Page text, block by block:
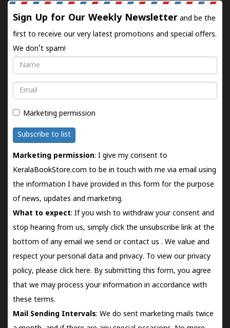
Sign Up for Our Weekly Newsletter and be the
first to receive our very latest promotions and special offers.
We don't spam!
Name
Email
Marketing permission
Subscribe to list
Marketing permission: I give my consent to
KeralaBookStore.com to be in touch with me via email using
the information I have provided in this form for the purpose
of news, updates and marketing.
What to expect: If you wish to withdraw your consent and
stop hearing from us, simply click the unsubscribe link at the
bottom of any email we send orcontact us . We value and
respect your personal data and privacy. To view our privacy
policy, please click here. By submitting this form, you agree
that we may process your information in accordance with
these terms.
Mail Sending Intervals: We do sent marketing mails twice